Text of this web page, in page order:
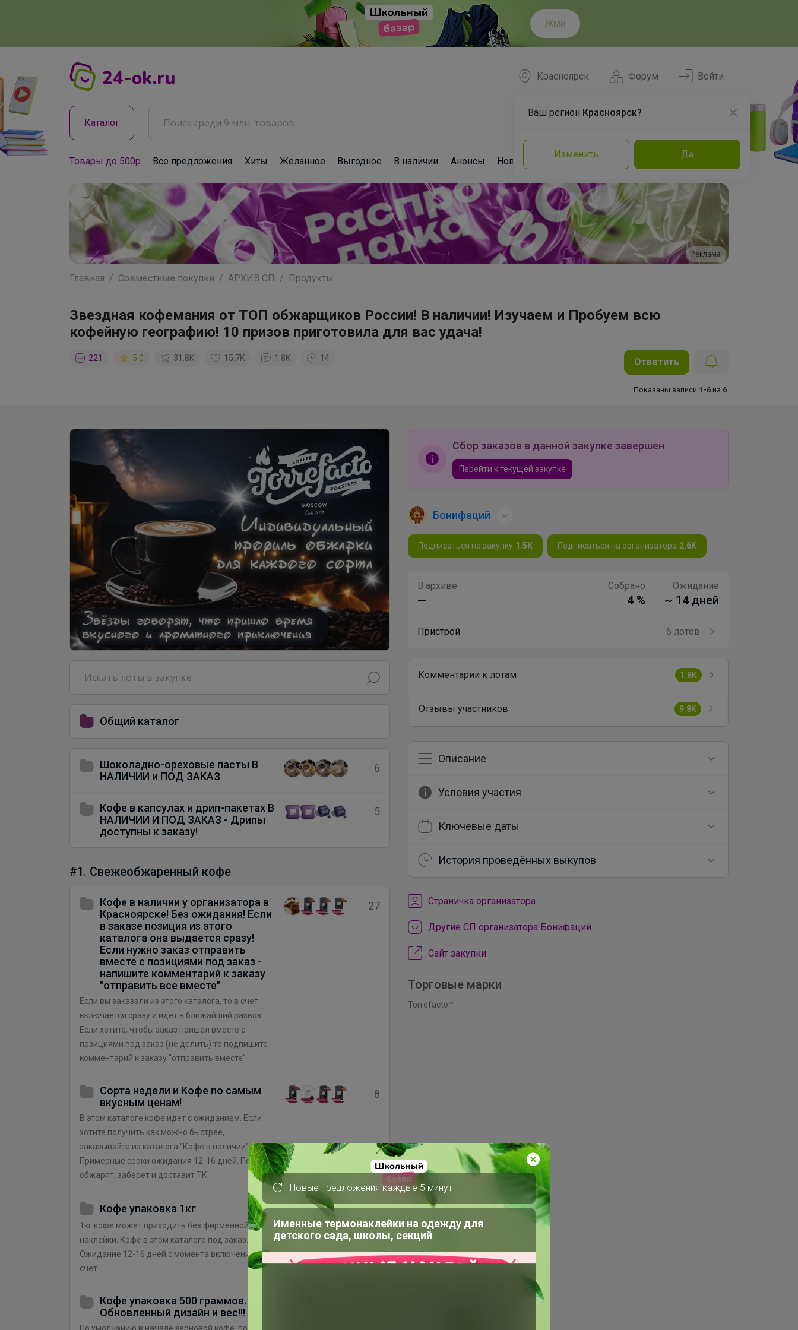
Жми
Форум
Красноярск
Ваш регион Красноярск?
Изменить Да
Войти
Каталог
Товары до 500р Все предложения Хиты Желанное Выгодное В наличии Анонсы Новости Команда Эксперты
Реклама
Главная Совместные покупки АРХИВ СП Продукты
Звездная кофемания от ТОП обжарщиков России! В наличии! Изучаем и Пробуем всю
кофейную географию! 10 призов приготовила для вас удача!
221 5.0 31.8K 15.7K 1.8K 14 Ответить
Показаны записи 1-6 из 6
Общий каталог
Шоколадно-ореховые пасты В
НАЛИЧИИ и ПОД ЗАКАЗ
6
Кофе в капсулах и дрип-пакетах В
НАЛИЧИИ И ПОД ЗАКАЗ - Дрипы
доступны к заказу!
5
#1. Свежеобжаренный кофе
Кофе в наличии у организатора в
Красноярске! Без ожидания! Если
в заказе позиция из этого
каталога она выдается сразу!
Если нужно заказ отправить
вместе с позициями под заказ -
напишите комментарий к заказу
"отправить все вместе"
Если вы заказали из этого каталога, то в счет
включается сразу и идет в ближайший развоз.
Если хотите, чтобы заказ пришел вместе с
позициями под заказ (не делить) то подпишите
комментарий к заказу "отправить вместе"
27
Сорта недели и Кофе по самым
вкусным ценам!
В этом каталоге кофе идет с ожиданием. Если
хотите получить как можно быстрее,
заказывайте из каталога "Кофе в наличии".
Примерные сроки ожидания 12-16 дней. Пока
обжарят, заберет и доставит ТК
8
Кофе упаковка 1кг
1кг кофе может приходить без фирменной
наклейки. Кофе в этом каталоге под заказ.
Ожидание 12-16 дней с момента включения в
счет
41
Кофе упаковка 500 граммов.
Обновленный дизайн и вес!!!
Сбор заказов в данной закупке завершен
Перейти к текущей закупке
Бонифаций
Подписаться на закупку 1.5K Подписаться на организатора 2.6K
В архиве
—
Собрано
4 %
Ожидание
~ 14 дней
Пристрой 6 лотов
Комментарии к лотам 1.8K
Отзывы участников 9.8K
Описание
Условия участия
Ключевые даты
История проведённых выкупов
Cтраничка организатора
Другие СП организатора Бонифаций
Сайт закупки
Торговые марки
Torrefacto™
Новые предложения каждые 5 минут
Именные термонаклейки на одежду для
детского сада, школы, секций